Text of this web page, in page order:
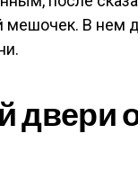
В нем
двери